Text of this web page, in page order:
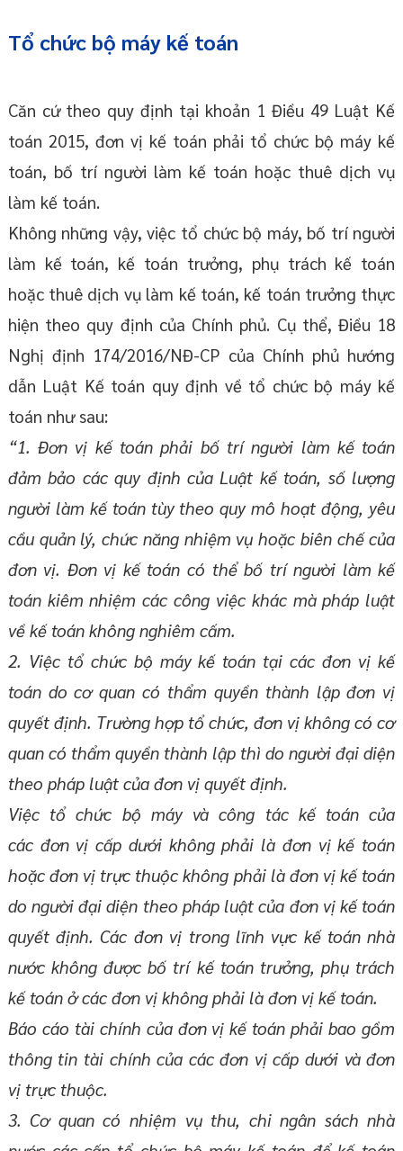
Tổ chức bộ máy kế toán
Căn cứ theo quy định tại khoản 1 Điều 49 Luật Kế
toán 2015, đơn vị kế toán phải tổ chức bộ máy kế
toán, bố trí người làm kế toán hoặc thuê dịch vụ
làm kế toán.
Không những vậy, việc tổ chức bộ máy, bố trí người
làm kế toán, kế toán trưởng, phụ trách kế toán
hoặc thuê dịch vụ làm kế toán, kế toán trưởng thực
hiện theo quy định của Chính phủ. Cụ thể, Điều 18
Nghị định 174/2016/NĐ-CP của Chính phủ hướng
dẫn Luật Kế toán quy định về tổ chức bộ máy kế
toán như sau:
“1. Đơn vị kế toán phải bố trí người làm kế toán
đảm bảo các quy định của Luật kế toán, số lượng
người làm kế toán tùy theo quy mô hoạt động, yêu
cầu quản lý, chức năng nhiệm vụ hoặc biên chế của
đơn vị. Đơn vị kế toán có thể bố trí người làm kế
toán kiêm nhiệm các công việc khác mà pháp luật
về kế toán không nghiêm cấm.
2. Việc tổ chức bộ máy kế toán tại các đơn vị kế
toán do cơ quan có thẩm quyền thành lập đơn vị
quyết định. Trường hợp tổ chức, đơn vị không có cơ
quan có thẩm quyền thành lập thì do người đại diện
theo pháp luật của đơn vị quyết định.
Việc tổ chức bộ máy và công tác kế toán của
các đơn vị cấp dưới không phải là đơn vị kế toán
hoặc đơn vị trực thuộc không phải là đơn vị kế toán
do người đại diện theo pháp luật của đơn vị kế toán
quyết định. Các đơn vị trong lĩnh vực kế toán nhà
nước không được bố trí kế toán trưởng, phụ trách
kế toán ở các đơn vị không phải là đơn vị kế toán.
Báo cáo tài chính của đơn vị kế toán phải bao gồm
thông tin tài chính của các đơn vị cấp dưới và đơn
vị trực thuộc.
3. Cơ quan có nhiệm vụ thu, chi ngân sách nhà